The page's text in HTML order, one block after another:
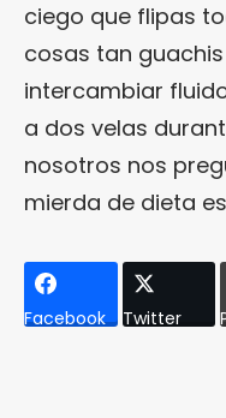
ciego que flipas
cosas tan
intercambiar
a dos velas
nosotros nos
mierda de dieta
Facebook Twitter